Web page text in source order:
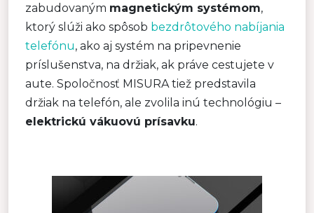
zabudovaným magnetickým systémom,
ktorý slúži ako spôsob bezdrôtového nabíjania
telefónu, ako aj systém na pripevnenie
príslušenstva, na držiak, ak práve cestujete v
aute. Spoločnosť MISURA tiež predstavila
držiak na telefón, ale zvolila inú technológiu –
elektrickú vákuovú prísavku.